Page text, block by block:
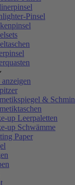
Pinsel
&
up Leerpaletten
up Schwämme
Paper